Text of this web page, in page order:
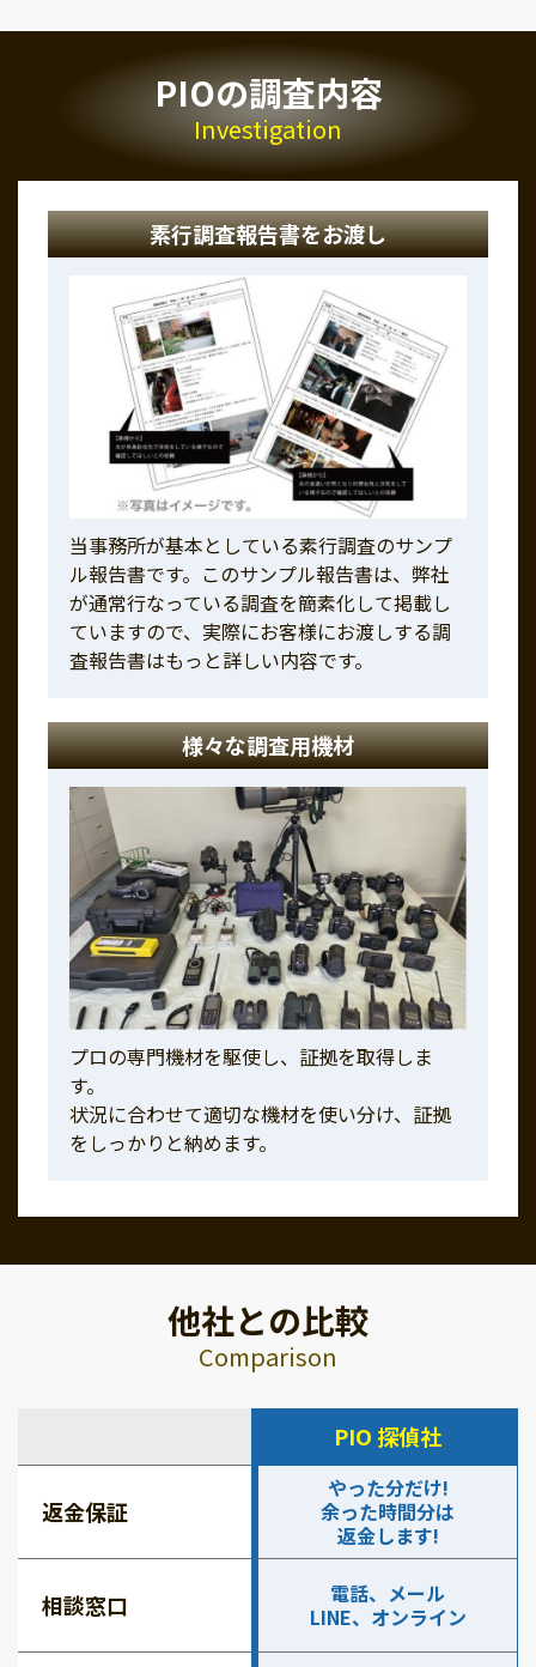
PIOの調査内容
Investigation
素行調査報告書をお渡し
当事務所が基本としている素行調査のサンプ
ル報告書です。このサンプル報告書は、弊社
が通常行なっている調査を簡素化して掲載し
ていますので、実際にお客様にお渡しする調
査報告書はもっと詳しい内容です。
様々な調査用機材
プロの専門機材を駆使し、証拠を取得しま
す。
状況に合わせて適切な機材を使い分け、証拠
をしっかりと納めます。
他社との比較
Comparison
PIO 探偵社
返金保証
やった分だけ!
余った時間分は
返金します!
相談窓口
電話、メール
LINE、オンライン